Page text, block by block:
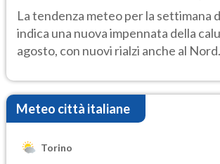
temporale
La tendenza meteo per la settimana
indica una nuova impennata della
agosto, con nuovi rialzi anche al Nord.
Meteo città italiane
Torino